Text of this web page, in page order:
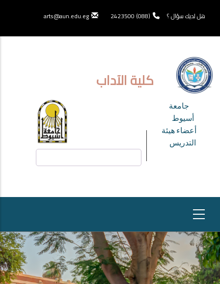
الرئيسي
هل لديك سؤال ؟ (088) 2423500
arts@aun.edu.eg
كلية الآداب
HEADER
MENU
جامعة
أسيوط
أعضاء هيئة
التدريس
بحث